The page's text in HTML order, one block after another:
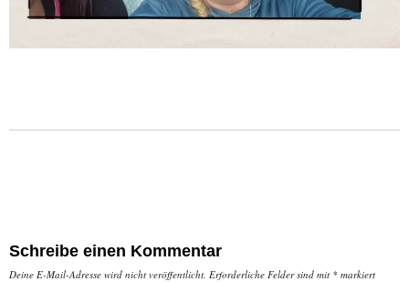
Schreibe einen Kommentar
Deine E-Mail-Adresse wird nicht veröffentlicht. Erforderliche Felder sind mit * markiert